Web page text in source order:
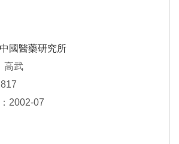
國醫藥研究所
高武
2002-07